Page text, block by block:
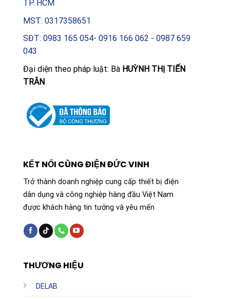
UKCA, CCC, RCM, EAC, khẳng định chất lượng và sự an
tâm tuyệt đối cho mọi công trình.
TP. HCM
MST: 0317358651
SĐT: 0983 165 054- 0916 166 062 - 0987 659
043
Đại diện theo pháp luật: Bà HUỲNH THỊ TIẾN
TRÂN
THƯƠNG HIỆU
DELAB
KẾT NỐI CÙNG ĐIỆN ĐỨC VINH
Trở thành doanh nghiệp cung cấp thiết bị điện
dân dụng và công nghiệp hàng đầu Việt Nam
được khách hàng tin tưởng và yêu mến